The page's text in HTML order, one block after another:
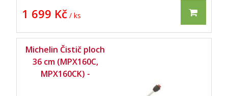
1 699 Kč / ks
Michelin Čistič ploch
36 cm (MPX160C,
MPX160CK) -